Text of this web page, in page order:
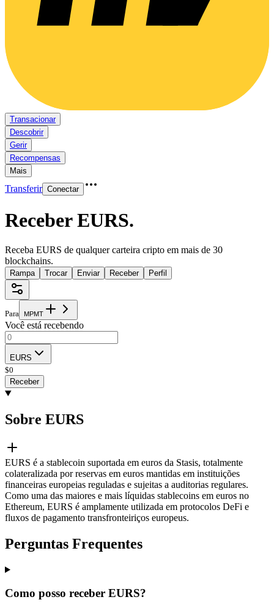
Transacionar
Descobrir
Gerir
Recompensas
Mais
Transferir Conectar
Receber EURS.
Receba EURS de qualquer carteira cripto em mais de 30
blockchains.
Rampa Trocar Enviar Receber Perfil
Para MPMT
Você está recebendo
EURS
$0
Receber
Sobre EURS
EURS é a stablecoin suportada em euros da Stasis, totalmente
colateralizada por reservas em euros mantidas em instituições
financeiras europeias reguladas e sujeitas a auditorias regulares.
Como uma das maiores e mais líquidas stablecoins em euros no
Ethereum, EURS é amplamente utilizada em protocolos DeFi e
fluxos de pagamento transfronteiriços europeus.
Perguntas Frequentes
Como posso receber EURS?